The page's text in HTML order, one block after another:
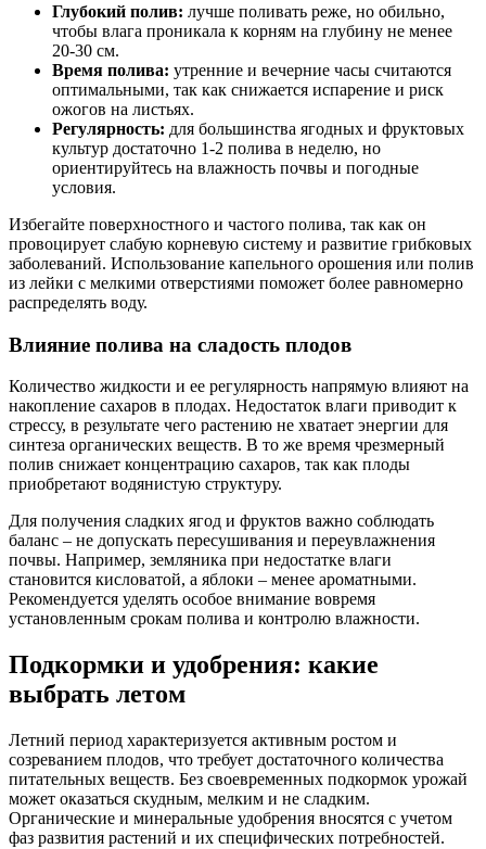
Глубокий полив: лучше поливать реже, но обильно,
чтобы влага проникала к корням на глубину не менее
20-30 см.
Время полива: утренние и вечерние часы считаются
оптимальными, так как снижается испарение и риск
ожогов на листьях.
Регулярность: для большинства ягодных и фруктовых
культур достаточно 1-2 полива в неделю, но
ориентируйтесь на влажность почвы и погодные
условия.
Избегайте поверхностного и частого полива, так как он
провоцирует слабую корневую систему и развитие грибковых
заболеваний. Использование капельного орошения или полив
из лейки с мелкими отверстиями поможет более равномерно
распределять воду.
Влияние полива на сладость плодов
Количество жидкости и ее регулярность напрямую влияют на
накопление сахаров в плодах. Недостаток влаги приводит к
стрессу, в результате чего растению не хватает энергии для
синтеза органических веществ. В то же время чрезмерный
полив снижает концентрацию сахаров, так как плоды
приобретают водянистую структуру.
Для получения сладких ягод и фруктов важно соблюдать
баланс – не допускать пересушивания и переувлажнения
почвы. Например, земляника при недостатке влаги
становится кисловатой, а яблоки – менее ароматными.
Рекомендуется уделять особое внимание вовремя
установленным срокам полива и контролю влажности.
Подкормки и удобрения: какие
выбрать летом
Летний период характеризуется активным ростом и
созреванием плодов, что требует достаточного количества
питательных веществ. Без своевременных подкормок урожай
может оказаться скудным, мелким и не сладким.
Органические и минеральные удобрения вносятся с учетом
фаз развития растений и их специфических потребностей.